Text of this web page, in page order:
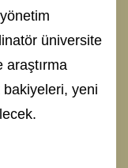
üniversite
araştırma
yeni